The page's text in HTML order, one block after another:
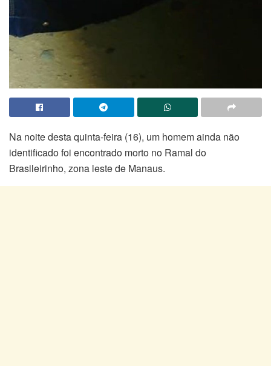
Na noite desta quinta-feira (16), um homem ainda não
identificado foi encontrado morto no Ramal do
Brasileirinho, zona leste de Manaus.